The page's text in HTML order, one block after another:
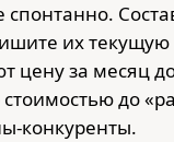
их
цену за месяц
до
конкуренты.